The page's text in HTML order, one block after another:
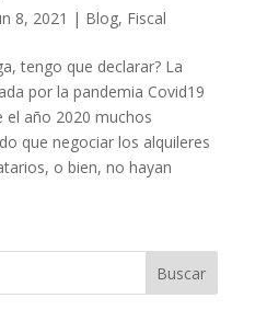
8, 2021 | Blog, Fiscal
tengo que declarar? La
por la pandemia Covid19
el año 2020 muchos
que negociar los alquileres
o bien, no hayan